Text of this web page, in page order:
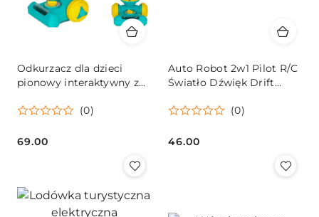
Odkurzacz dla dzieci
pionowy interaktywny z
(0)
Cena:
69.00
Auto Robot 2w1 Pilot R/C
Światło Dźwięk Drift
(0)
Cena:
46.00